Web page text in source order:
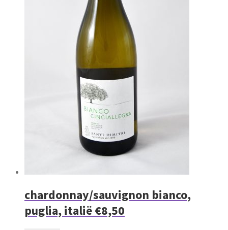
chardonnay/sauvignon bianco,
puglia, italië €8,50